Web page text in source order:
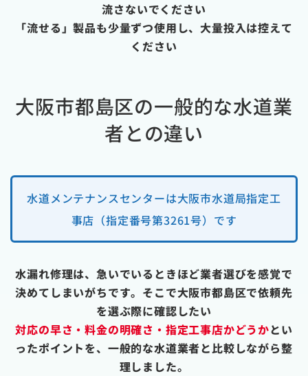
流さないでください
「流せる」製品も少量ずつ使用し、大量投入は控えて
ください
大阪市都島区の一般的な水道業
者との違い
水道メンテナンスセンターは大阪市水道局指定工
事店（指定番号第3261号）です
水漏れ修理は、急いでいるときほど業者選びを感覚で
決めてしまいがちです。そこで大阪市都島区で依頼先
を選ぶ際に確認したい
対応の早さ・料金の明確さ・指定工事店かどうかとい
ったポイントを、一般的な水道業者と比較しながら整
理しました。